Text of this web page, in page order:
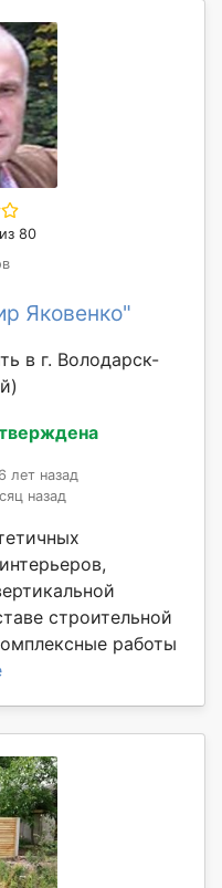
80
Яковенко"
в г. Володарск-
лет назад
назад
строительной
работы